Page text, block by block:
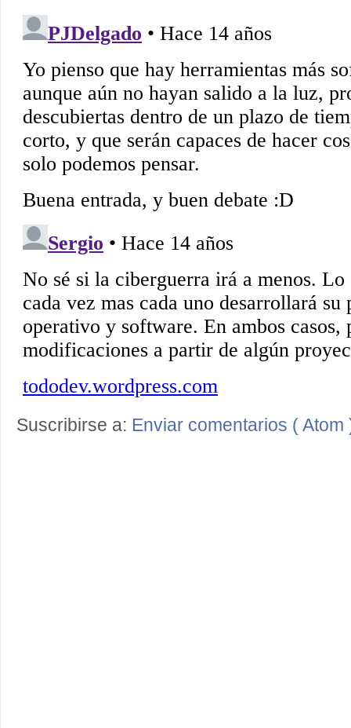
Suscribirse a: Enviar comentarios ( Atom